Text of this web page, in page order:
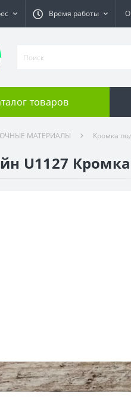
Время работы
товаров
МАТЕРИАЛЫ Кромка
U1127